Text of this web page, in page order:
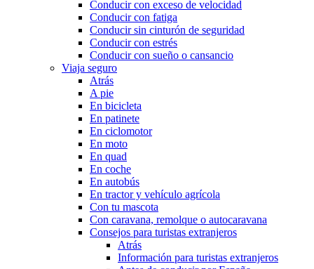
Conducir con exceso de velocidad
Conducir con fatiga
Conducir sin cinturón de seguridad
Conducir con estrés
Conducir con sueño o cansancio
Viaja seguro
Atrás
A pie
En bicicleta
En patinete
En ciclomotor
En moto
En quad
En coche
En autobús
En tractor y vehículo agrícola
Con tu mascota
Con caravana, remolque o autocaravana
Consejos para turistas extranjeros
Atrás
Información para turistas extranjeros